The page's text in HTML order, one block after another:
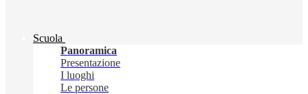
Scuola
Panoramica
Presentazione
I luoghi
Le persone